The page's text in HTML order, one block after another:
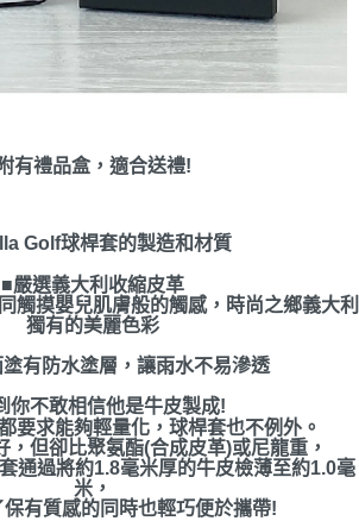
附有禮品盒，適合送禮!
Golf球桿套的製造和材質
■嚴選義大利收縮皮革
觸摸嬰兒肌膚般的觸感，時尚之鄉義大利
獨有的美麗色彩
有防水塗層，讓雨水不易滲透
你不敢相信他是牛皮製成!
要求能夠輕量化，球桿套也不例外。
，但卻比聚氨酯(合成皮革)或尼龍重，
通過將約1.8毫米厚的牛皮檢薄至約1.0毫
米，
保有質感的同時也輕巧便於攜帶!